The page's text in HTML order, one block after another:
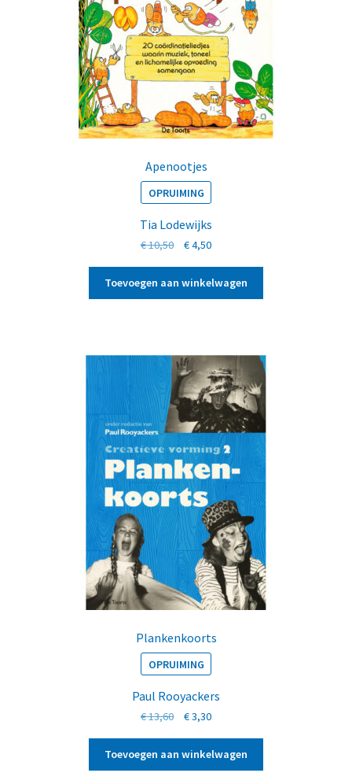
Apenootjes
OPRUIMING
Tia Lodewijks
€10,50
Oorspronkelijke
prijs
was:
€ 10,50.
€4,50Huidige
prijs
is:
€ 4,50.
Toevoegen aan winkelwagen
Plankenkoorts
OPRUIMING
Paul Rooyackers
€13,60
Oorspronkelijke
prijs
was:
€ 13,60.
€3,30Huidige
prijs
is:
€ 3,30.
Toevoegen aan winkelwagen